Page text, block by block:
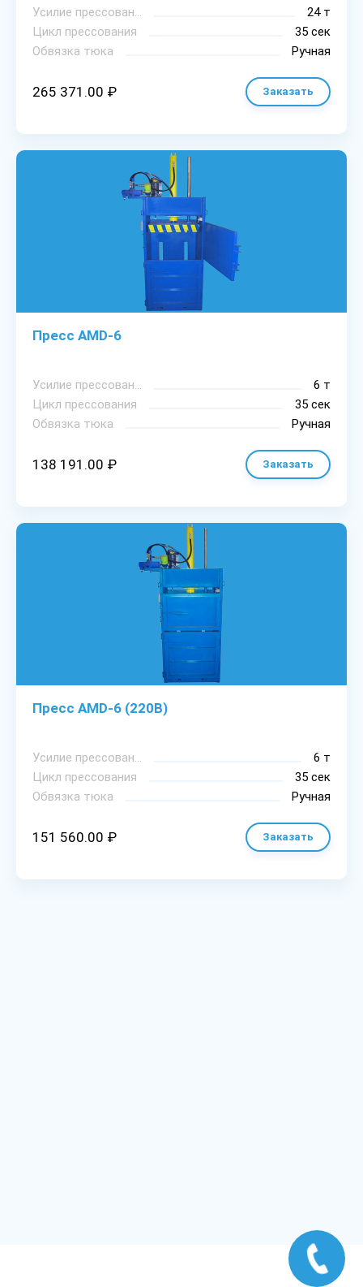
Уcилиe пpeccoвaния
24 т
Цикл пpeccoвaния
35 сек
Oбвязкa тюкa
Ручная
265 371.00 ₽ Заказать
Пресс AMD-6
Уcилиe пpeccoвaния
6 т
Цикл пpeccoвaния
35 сек
Oбвязкa тюкa
Ручная
138 191.00 ₽ Заказать
Пресс AMD-6 (220В)
Уcилиe пpeccoвaния
6 т
Цикл пpeccoвaния
35 сек
Oбвязкa тюкa
Ручная
151 560.00 ₽ Заказать